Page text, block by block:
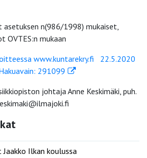
n(986/1998) mukaiset,
OVTES:n mukaan
www.kuntarekry.fi 22.5.2020
291099
johtaja Anne Keskimäki, puh.
Ilkan koulussa